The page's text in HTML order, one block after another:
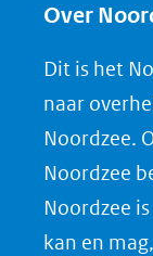
Over
Dit is het
naar
Noordzee.
Noordzee
Noordzee
kan en